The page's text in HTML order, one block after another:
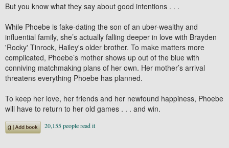
But you know what they say about good intentions . . .
While Phoebe is fake-dating the son of an uber-wealthy and
influential family, she’s actually falling deeper in love with Brayden
'Rocky' Tinrock, Hailey's older brother. To make matters more
complicated, Phoebe’s mother shows up out of the blue with
conniving matchmaking plans of her own. Her mother’s arrival
threatens everything Phoebe has planned.
To keep her love, her friends and her newfound happiness, Phoebe
will have to return to her old games . . . and win.